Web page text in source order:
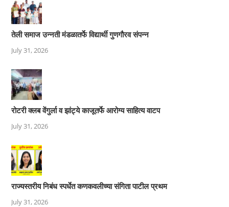
तेली समाज उन्नती मंडळातर्फे विद्यार्थी गुणगौरव संपन्न
July 31, 2026
रोटरी क्लब वेंगुर्ला व झांट्ये काजूतर्फे आरोग्य साहित्य वाटप
July 31, 2026
राज्यस्तरीय निबंध स्पर्धेत कणकवलीच्या संगिता पाटील प्रथम
July 31, 2026